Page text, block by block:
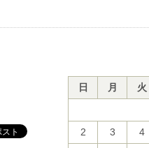
日
月 火
2
3 4